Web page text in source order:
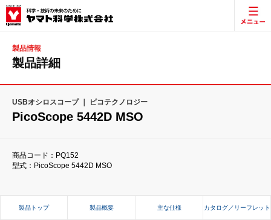
製品情報
製品詳細
USBオシロスコープ ｜ ピコテクノロジー
PicoScope 5442D MSO
商品コード：PQ152
型式：PicoScope 5442D MSO
製品トップ 製品概要 主な仕様 カタログ／リーフレット